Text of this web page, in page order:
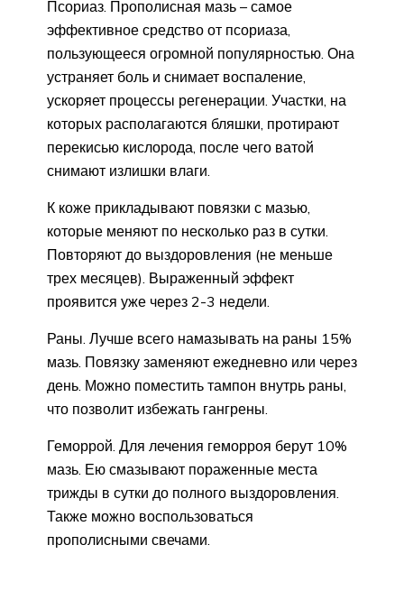
Псориаз. Прополисная мазь – самое
эффективное средство от псориаза,
пользующееся огромной популярностью. Она
устраняет боль и снимает воспаление,
ускоряет процессы регенерации. Участки, на
которых располагаются бляшки, протирают
перекисью кислорода, после чего ватой
снимают излишки влаги.
К коже прикладывают повязки с мазью,
которые меняют по несколько раз в сутки.
Повторяют до выздоровления (не меньше
трех месяцев). Выраженный эффект
проявится уже через 2-3 недели.
Раны. Лучше всего намазывать на раны 15%
мазь. Повязку заменяют ежедневно или через
день. Можно поместить тампон внутрь раны,
что позволит избежать гангрены.
Геморрой. Для лечения геморроя берут 10%
мазь. Ею смазывают пораженные места
трижды в сутки до полного выздоровления.
Также можно воспользоваться
прополисными свечами.